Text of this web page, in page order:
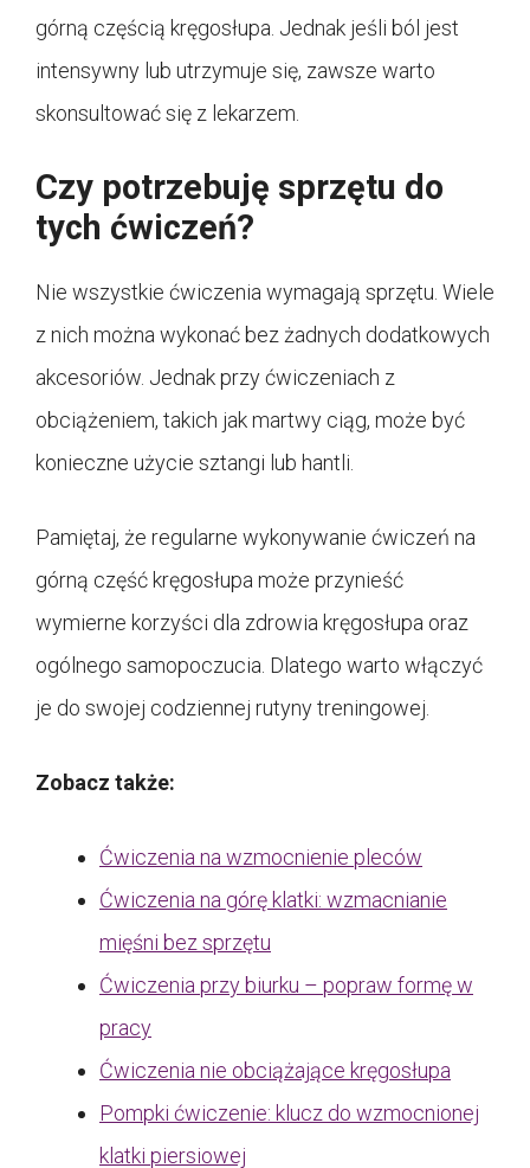
górną częścią kręgosłupa. Jednak jeśli ból jest
intensywny lub utrzymuje się, zawsze warto
skonsultować się z lekarzem.
Czy potrzebuję sprzętu do
tych ćwiczeń?
Nie wszystkie ćwiczenia wymagają sprzętu. Wiele
z nich można wykonać bez żadnych dodatkowych
akcesoriów. Jednak przy ćwiczeniach z
obciążeniem, takich jak martwy ciąg, może być
konieczne użycie sztangi lub hantli.
Pamiętaj, że regularne wykonywanie ćwiczeń na
górną część kręgosłupa może przynieść
wymierne korzyści dla zdrowia kręgosłupa oraz
ogólnego samopoczucia. Dlatego warto włączyć
je do swojej codziennej rutyny treningowej.
Zobacz także:
Ćwiczenia na wzmocnienie pleców
Ćwiczenia na górę klatki: wzmacnianie
mięśni bez sprzętu
Ćwiczenia przy biurku – popraw formę w
pracy
Ćwiczenia nie obciążające kręgosłupa
Pompki ćwiczenie: klucz do wzmocnionej
klatki piersiowej